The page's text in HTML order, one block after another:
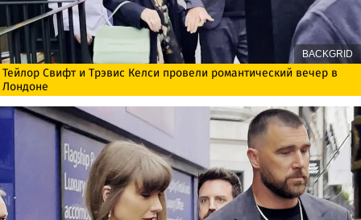
BACKGRID
Тейлор Свифт и Трэвис Келси провели романтический вечер в
Лондоне